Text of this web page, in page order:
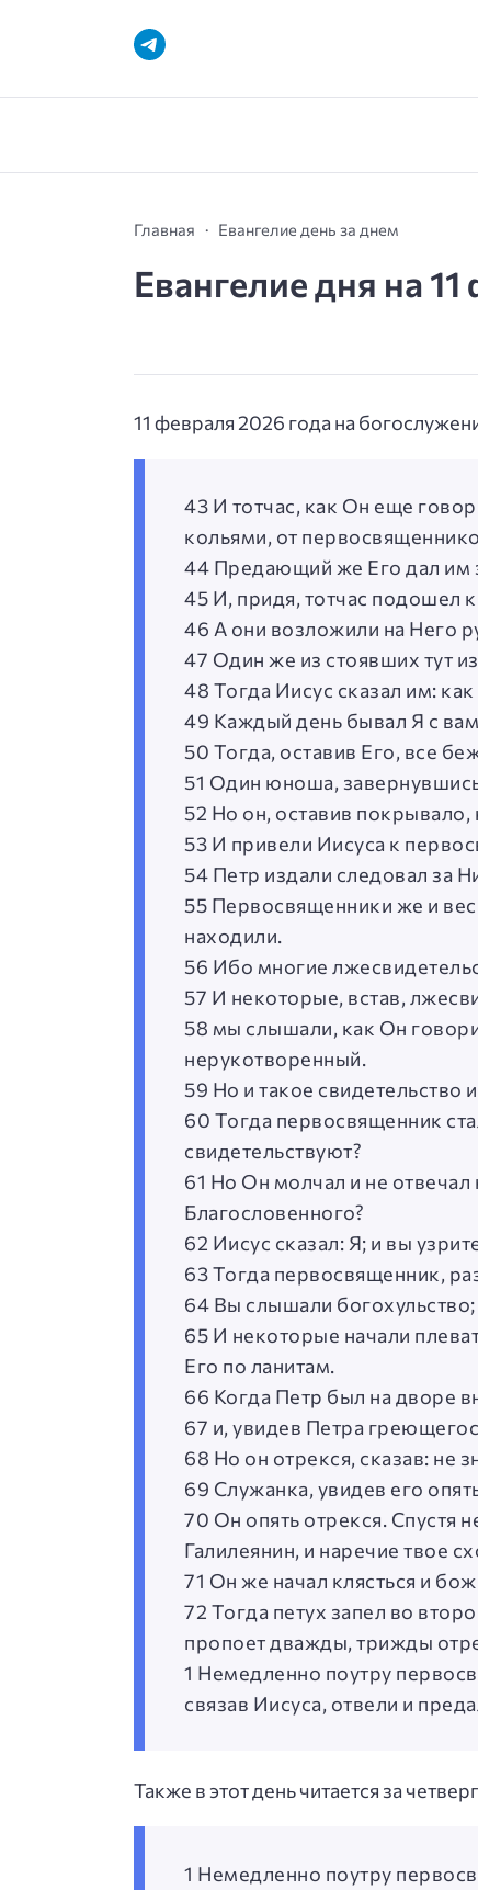
Главная Евангелие день за днем
Евангелие дня на
11 февраля 2026 года на
43 И тотчас, как Он еще
кольями, от
44 Предающий же Его дал им
45 И, придя, тотчас подошел
46 А они возложили на Него
47 Один же из стоявших тут
48 Тогда Иисус сказал им:
49 Каждый день бывал Я с
50 Тогда, оставив Его, все
51 Один юноша,
52 Но он, оставив покрывало,
53 И привели Иисуса к
54 Петр издали следовал за
55 Первосвященники же и
находили.
56 Ибо многие
57 И некоторые, встав,
58 мы слышали, как Он
нерукотворенный.
59 Но и такое свидетельство
60 Тогда первосвященник
свидетельствуют?
61 Но Он молчал и не
Благословенного?
62 Иисус сказал: Я; и вы
63 Тогда первосвященник,
64 Вы слышали
65 И некоторые начали
Его по ланитам.
66 Когда Петр был на дворе
67 и, увидев Петра
68 Но он отрекся, сказав: не
69 Служанка, увидев его
70 Он опять отрекся. Спустя
Галилеянин, и наречие твое
71 Он же начал клясться и
72 Тогда петух запел во
пропоет дважды, трижды
1 Немедленно поутру
связав Иисуса, отвели и
Также в этот день читается за
1 Немедленно поутру